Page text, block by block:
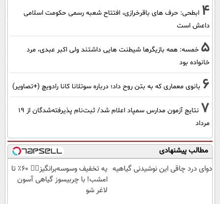
4 ابطحی: حرف های باقرخرازی، افتتاح شعبه رسمی حکومت اسلامی
داعش است
5 خمسه: همه بازیگرها شیطنت هایی داشتند ولی اکبر عبدی، مرد
خانواده بود
6 بانوی معماری که به بتن روح داد؛ درباره سوتلانا کانا رادویچ (+تصاویر)
7
نتایج آزمون مدارس سمپاد اعلام شد/ ثبت‌نام پذیرفته‌شدگان از ۱۹
مرداد
مطالب پیشنهادی
دوای درد چاقی این نوشیدنی گیاهیه
یه تخفیف وسوسه‌برانگیز👈🏻 60٪ تا
امشب! با چربیسوز گیاهی آسون
لاغر شو